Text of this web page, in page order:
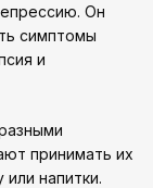
Он
симптомы
и
принимать их
напитки.